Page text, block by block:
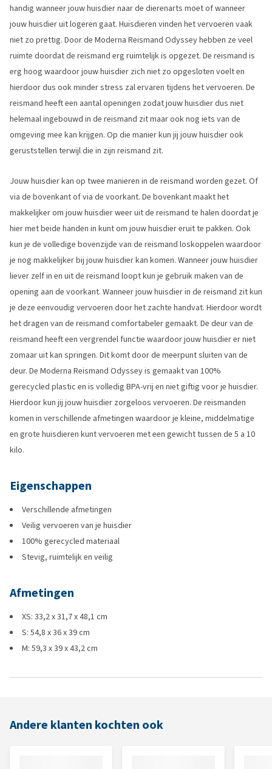
handig wanneer jouw huisdier naar de dierenarts moet of wanneer
jouw huisdier uit logeren gaat. Huisdieren vinden het vervoeren vaak
niet zo prettig. Door de Moderna Reismand Odyssey hebben ze veel
ruimte doordat de reismand erg ruimtelijk is opgezet. De reismand is
erg hoog waardoor jouw huisdier zich niet zo opgesloten voelt en
hierdoor dus ook minder stress zal ervaren tijdens het vervoeren. De
reismand heeft een aantal openingen zodat jouw huisdier dus niet
helemaal ingebouwd in de reismand zit maar ook nog iets van de
omgeving mee kan krijgen. Op die manier kun jij jouw huisdier ook
geruststellen terwijl die in zijn reismand zit.
Jouw huisdier kan op twee manieren in de reismand worden gezet. Of
via de bovenkant of via de voorkant. De bovenkant maakt het
makkelijker om jouw huisdier weer uit de reismand te halen doordat je
hier met beide handen in kunt om jouw huisdier eruit te pakken. Ook
kun je de volledige bovenzijde van de reismand loskoppelen waardoor
je nog makkelijker bij jouw huisdier kan komen. Wanneer jouw huisdier
liever zelf in en uit de reismand loopt kun je gebruik maken van de
opening aan de voorkant. Wanneer jouw huisdier in de reismand zit kun
je deze eenvoudig vervoeren door het zachte handvat. Hierdoor wordt
het dragen van de reismand comfortabeler gemaakt. De deur van de
reismand heeft een vergrendel functie waardoor jouw huisdier er niet
zomaar uit kan springen. Dit komt door de meerpunt sluiten van de
deur. De Moderna Reismand Odyssey is gemaakt van 100%
gerecycled plastic en is volledig BPA-vrij en niet giftig voor je huisdier.
Hierdoor kun jij jouw huisdier zorgeloos vervoeren. De reismanden
komen in verschillende afmetingen waardoor je kleine, middelmatige
en grote huisdieren kunt vervoeren met een gewicht tussen de 5 a 10
kilo.
Eigenschappen
Verschillende afmetingen
Veilig vervoeren van je huisdier
100% gerecycled materiaal
Stevig, ruimtelijk en veilig
Afmetingen
XS: 33,2 x 31,7 x 48,1 cm
S: 54,8 x 36 x 39 cm
M: 59,3 x 39 x 43,2 cm
Andere klanten kochten ook